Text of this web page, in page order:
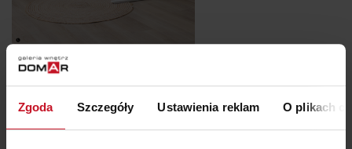
Zgoda Szczegóły Ustawienia reklam O plikach